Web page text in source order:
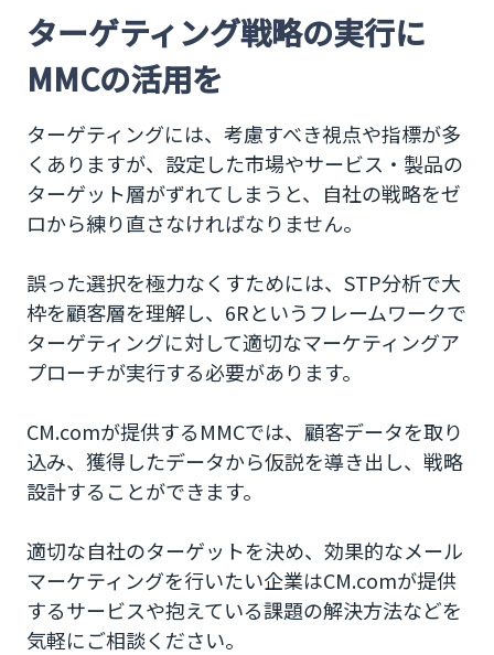
ターゲティング戦略の実行に
MMCの活用を
ターゲティングには、考慮すべき視点や指標が多
くありますが、設定した市場やサービス・製品の
ターゲット層がずれてしまうと、自社の戦略をゼ
ロから練り直さなければなりません。
誤った選択を極力なくすためには、STP分析で大
枠を顧客層を理解し、6Rというフレームワークで
ターゲティングに対して適切なマーケティングア
プローチが実行する必要があります。
CM.comが提供するMMCでは、顧客データを取り
込み、獲得したデータから仮説を導き出し、戦略
設計することができます。
適切な自社のターゲットを決め、効果的なメール
マーケティングを行いたい企業はCM.comが提供
するサービスや抱えている課題の解決方法などを
気軽にご相談ください。